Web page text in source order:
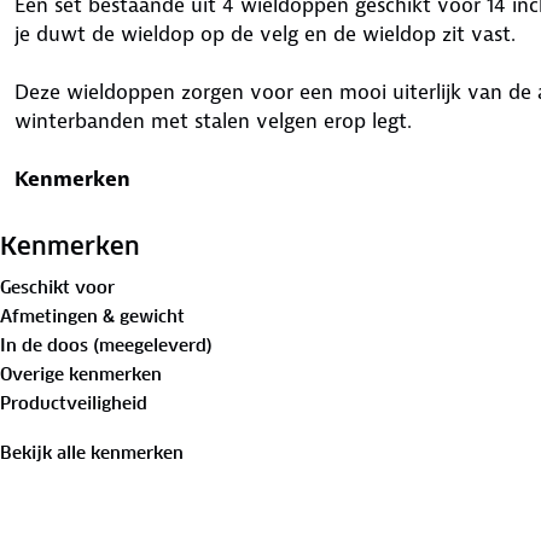
je duwt de wieldop op de velg en de wieldop zit vast.
Deze wieldoppen zorgen voor een mooi uiterlijk van
winterbanden met stalen velgen erop legt.
Kenmerken
Maat: 14 Inch
Deze wieldoppensets zijn universeel te monteren op
maat welke op de band staat. Staat er op je band
het cijfer na de R, welke in dit geval 14. In dit voorbeeld
moeten hebben.
Kenmerken
Geschikt voor
Afmetingen & gewicht
In de doos (meegeleverd)
Overige kenmerken
Productveiligheid
Bekijk alle kenmerken